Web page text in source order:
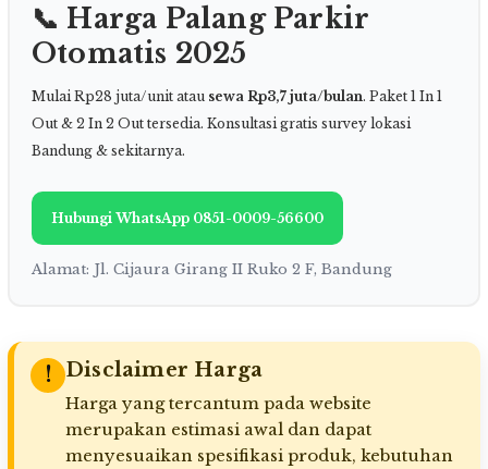
📞 Harga Palang Parkir
Otomatis 2025
Mulai Rp28 juta/unit atau sewa Rp3,7 juta/bulan. Paket 1 In 1
Out & 2 In 2 Out tersedia. Konsultasi gratis survey lokasi
Bandung & sekitarnya.
Hubungi WhatsApp 0851-0009-56600
Alamat: Jl. Cijaura Girang II Ruko 2 F, Bandung
! Disclaimer Harga
Harga yang tercantum pada website
merupakan estimasi awal dan dapat
menyesuaikan spesifikasi produk, kebutuhan